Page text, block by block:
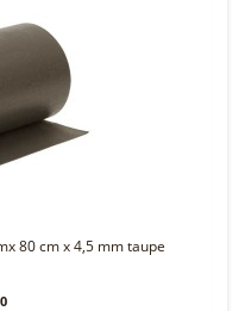
80 cm x 4,5 mm taupe